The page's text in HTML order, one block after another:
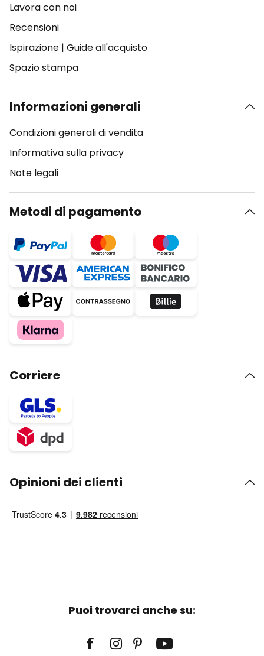
Lavora con noi
Recensioni
Ispirazione | Guide all'acquisto
Spazio stampa
Informazioni generali
Condizioni generali di vendita
Informativa sulla privacy
Note legali
Metodi di pagamento
Corriere
Opinioni dei clienti
Puoi trovarci anche su: